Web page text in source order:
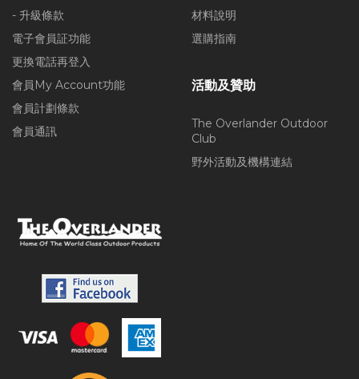
- 升級條款
電子會員証功能
更換電話再登入
會員My Account功能
會員計劃條款
會員通訊
材料說明
選購指南
活動及贊助
The Overlander Outdoor
Club
野外活動及機構連結